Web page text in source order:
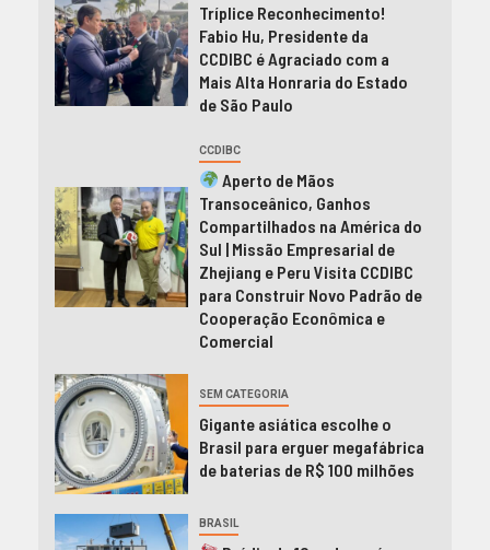
Tríplice Reconhecimento!
Fabio Hu, Presidente da
CCDIBC é Agraciado com a
Mais Alta Honraria do Estado
de São Paulo
CCDIBC
Aperto de Mãos
Transoceânico, Ganhos
Compartilhados na América do
Sul | Missão Empresarial de
Zhejiang e Peru Visita CCDIBC
para Construir Novo Padrão de
Cooperação Econômica e
Comercial
SEM CATEGORIA
Gigante asiática escolhe o
Brasil para erguer megafábrica
de baterias de R$ 100 milhões
BRASIL